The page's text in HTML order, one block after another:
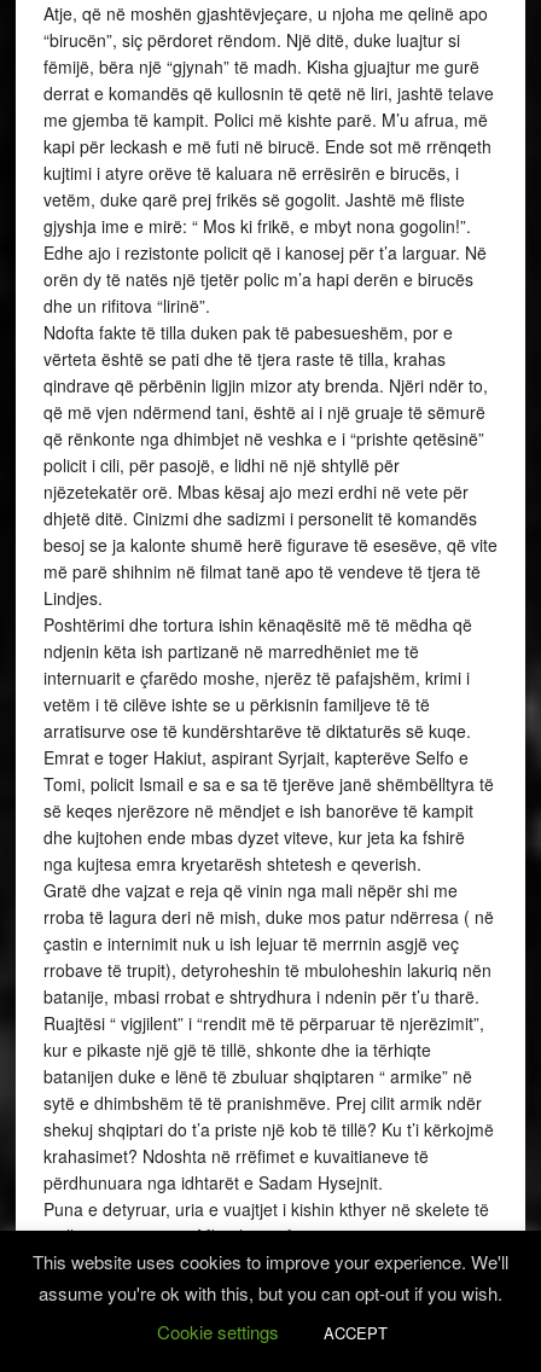
Atje, që në moshën gjashtëvjeçare, u njoha me qelinë apo
“birucën”, siç përdoret rëndom. Një ditë, duke luajtur si
fëmijë, bëra një “gjynah” të madh. Kisha gjuajtur me gurë
derrat e komandës që kullosnin të qetë në liri, jashtë telave
me gjemba të kampit. Polici më kishte parë. M’u afrua, më
kapi për leckash e më futi në birucë. Ende sot më rrënqeth
kujtimi i atyre orëve të kaluara në errësirën e birucës, i
vetëm, duke qarë prej frikës së gogolit. Jashtë më fliste
gjyshja ime e mirë: “ Mos ki frikë, e mbyt nona gogolin!”.
Edhe ajo i rezistonte policit që i kanosej për t’a larguar. Në
orën dy të natës një tjetër polic m’a hapi derën e birucës
dhe un rifitova “lirinë”.
Ndofta fakte të tilla duken pak të pabesueshëm, por e
vërteta është se pati dhe të tjera raste të tilla, krahas
qindrave që përbënin ligjin mizor aty brenda. Njëri ndër to,
që më vjen ndërmend tani, është ai i një gruaje të sëmurë
që rënkonte nga dhimbjet në veshka e i “prishte qetësinë”
policit i cili, për pasojë, e lidhi në një shtyllë për
njëzetekatër orë. Mbas kësaj ajo mezi erdhi në vete për
dhjetë ditë. Cinizmi dhe sadizmi i personelit të komandës
besoj se ja kalonte shumë herë figurave të esesëve, që vite
më parë shihnim në filmat tanë apo të vendeve të tjera të
Lindjes.
Poshtërimi dhe tortura ishin kënaqësitë më të mëdha që
ndjenin këta ish partizanë në marredhëniet me të
internuarit e çfarëdo moshe, njerëz të pafajshëm, krimi i
vetëm i të cilëve ishte se u përkisnin familjeve të të
arratisurve ose të kundërshtarëve të diktaturës së kuqe.
Emrat e toger Hakiut, aspirant Syrjait, kapterëve Selfo e
Tomi, policit Ismail e sa e sa të tjerëve janë shëmbëlltyra të
së keqes njerëzore në mëndjet e ish banorëve të kampit
dhe kujtohen ende mbas dyzet viteve, kur jeta ka fshirë
nga kujtesa emra kryetarësh shtetesh e qeverish.
Gratë dhe vajzat e reja që vinin nga mali nëpër shi me
rroba të lagura deri në mish, duke mos patur ndërresa ( në
çastin e internimit nuk u ish lejuar të merrnin asgjë veç
rrobave të trupit), detyroheshin të mbuloheshin lakuriq nën
batanije, mbasi rrobat e shtrydhura i ndenin për t’u tharë.
Ruajtësi “ vigjilent” i “rendit më të përparuar të njerëzimit”,
kur e pikaste një gjë të tillë, shkonte dhe ia tërhiqte
batanijen duke e lënë të zbuluar shqiptaren “ armike” në
sytë e dhimbshëm të të pranishmëve. Prej cilit armik ndër
shekuj shqiptari do t’a priste një kob të tillë? Ku t’i kërkojmë
krahasimet? Ndoshta në rrëfimet e kuvaitianeve të
përdhunuara nga idhtarët e Sadam Hysejnit.
Puna e detyruar, uria e vuajtjet i kishin kthyer në skelete të
gjalla mijëra njerëz. Mbi pleqtë, fëmijët e sëmurë,
vallëzonte përditë kosorja e vdekjes, që rrinte e gatshme të
merrte pjesën e saj. Në një kamp pune, një të burgosuri,
bukës për atë ditë…. Të tilla episode ndodhnin edhe në
This website uses cookies to improve your experience. We'll
assume you're ok with this, but you can opt-out if you wish.
Cookie settings
ACCEPT